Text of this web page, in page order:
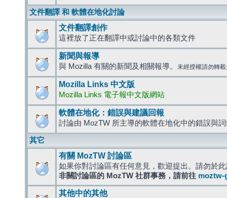
文件翻譯 和 軟體在地化討論
文件翻譯創作
這裡放了正在翻譯中或討論中的各類文件
新聞與報導
與 Mozilla 有關的新聞及相關報導。 未經授權請勿轉
Mozilla Links 中文版
Mozilla Links 電子報中文版網站
軟體在地化：錯誤與建議回報
討論由 MozTW 所主導的軟體在地化中的錯誤與
其它
有關 MozTW 討論區
如果你對討論區有任何意見，歡迎提出。請勿於
非關討論區的 MozTW 社群事務，請前往 moztw-
其他中的其他